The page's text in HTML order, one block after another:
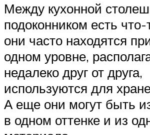
Между кухонной
подоконником есть
они часто находятся
одном уровне,
недалеко друг от друга,
используются для
А еще они могут быть
в одном оттенке и из